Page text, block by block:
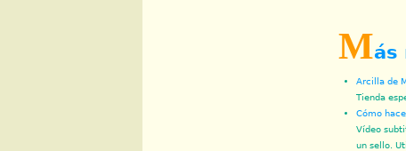
Más
Arcilla de
Tienda
Cómo
Vídeo
un sello.